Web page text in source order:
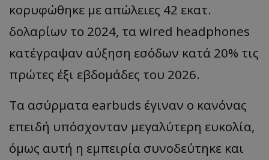
κορυφώθηκε με απώλειες 42 εκατ.
δολαρίων το 2024, τα wired headphones
κατέγραψαν αύξηση εσόδων κατά 20% τις
πρώτες έξι εβδομάδες του 2026.
Τα ασύρματα earbuds έγιναν ο κανόνας
επειδή υπόσχονταν μεγαλύτερη ευκολία,
όμως αυτή η εμπειρία συνοδεύτηκε και